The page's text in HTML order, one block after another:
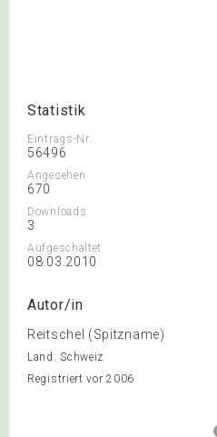
Statistik
Eintrags-Nr.
56496
Angesehen
670
Downloads
3
Aufgeschaltet
08.03.2010
Autor/in
Reitschel (Spitzname)
Land: Schweiz
Registriert vor 2006